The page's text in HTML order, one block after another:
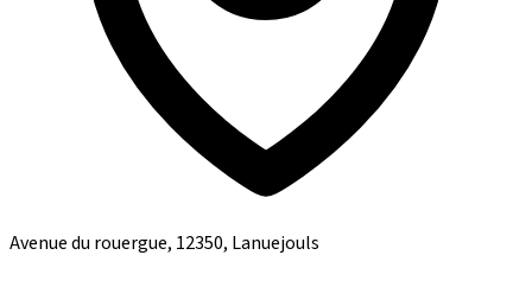
Avenue du rouergue, 12350, Lanuejouls